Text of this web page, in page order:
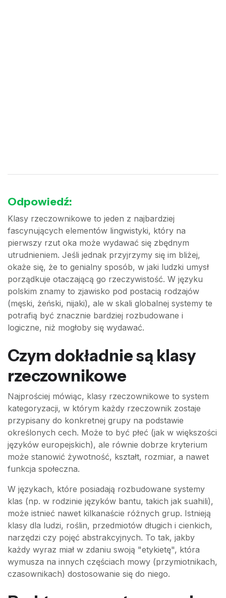
Odpowiedź:
Klasy rzeczownikowe to jeden z najbardziej
fascynujących elementów lingwistyki, który na
pierwszy rzut oka może wydawać się zbędnym
utrudnieniem. Jeśli jednak przyjrzymy się im bliżej,
okaże się, że to genialny sposób, w jaki ludzki umysł
porządkuje otaczającą go rzeczywistość. W języku
polskim znamy to zjawisko pod postacią rodzajów
(męski, żeński, nijaki), ale w skali globalnej systemy te
potrafią być znacznie bardziej rozbudowane i
logiczne, niż mogłoby się wydawać.
Czym dokładnie są klasy
rzeczownikowe
Najprościej mówiąc, klasy rzeczownikowe to system
kategoryzacji, w którym każdy rzeczownik zostaje
przypisany do konkretnej grupy na podstawie
określonych cech. Może to być płeć (jak w większości
języków europejskich), ale równie dobrze kryterium
może stanowić żywotność, kształt, rozmiar, a nawet
funkcja społeczna.
W językach, które posiadają rozbudowane systemy
klas (np. w rodzinie języków bantu, takich jak suahili),
może istnieć nawet kilkanaście różnych grup. Istnieją
klasy dla ludzi, roślin, przedmiotów długich i cienkich,
narzędzi czy pojęć abstrakcyjnych. To tak, jakby
każdy wyraz miał w zdaniu swoją "etykietę", która
wymusza na innych częściach mowy (przymiotnikach,
czasownikach) dostosowanie się do niego.